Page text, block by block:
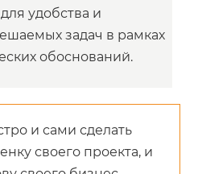
удобства и
задач в рамках
обоснований.
и сами сделать
своего проекта, и